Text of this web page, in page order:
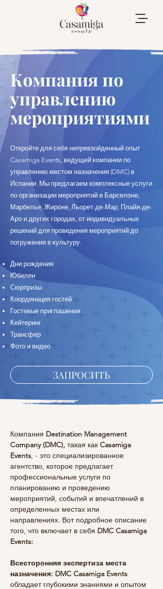
Компания по
управлению
мероприятиями
Откройте для себя непревзойденный опыт
Casamiga Events, ведущей компании по
управлению местом назначения (DMC) в
Испании. Мы предлагаем комплексные услуги
по организации мероприятий в Барселоне,
Марбелье, Жироне, Льорет-де-Мар, Плайя-де-
Аро и других городах, от индивидуальных
решений для проведения мероприятий до
погружения в культуру.
Дни рождения
Юбилеи
Сюрпризы
Координация гостей
Гостевые приглашения
Кейтеринг
Трансфер
Фото и видео
ЗАПРОСИТЬ
Компания Destination Management
Company (DMC), такая как Casamiga
Events, - это специализированное
агентство, которое предлагает
профессиональные услуги по
планированию и проведению
мероприятий, событий и впечатлений в
определенных местах или
направлениях. Вот подробное описание
того, что включает в себя DMC Casamiga
Events:
Всесторонняя экспертиза места
назначения: DMC Casamiga Events
обладает глубокими знаниями и опытом